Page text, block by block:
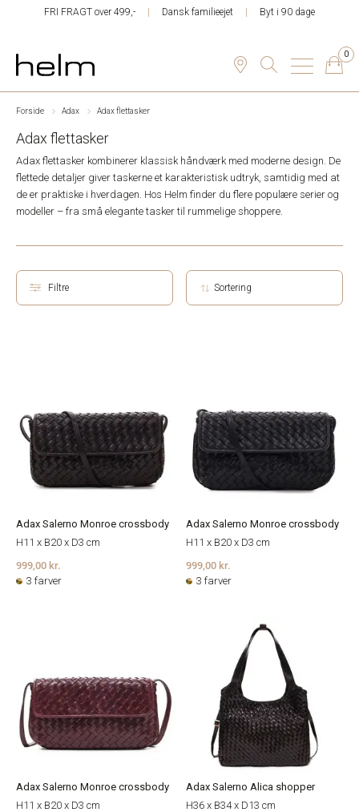
FRI FRAGT over 499,- Dansk familieejet Byt i 90 dage
0
Forside Adax Adax flettasker
Adax flettasker
Adax flettasker kombinerer klassisk håndværk med moderne design. De
flettede detaljer giver taskerne et karakteristisk udtryk, samtidig med at
de er praktiske i hverdagen. Hos Helm finder du flere populære serier og
modeller – fra små elegante tasker til rummelige shoppere.
Filtre Sortering
Adax Salerno Monroe crossbody
H11 x B20 x D3 cm
999,00 kr.
3 farver
Adax Salerno Monroe crossbody
H11 x B20 x D3 cm
999,00 kr.
3 farver
Adax Salerno Monroe crossbody
H11 x B20 x D3 cm
Adax Salerno Alica shopper
H36 x B34 x D13 cm